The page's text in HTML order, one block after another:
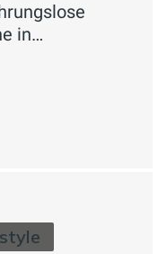
in
und
Komfort und